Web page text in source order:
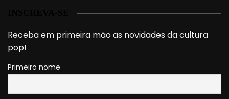
Receba em primeira mão as novidades da cultura
pop!
Primeiro nome